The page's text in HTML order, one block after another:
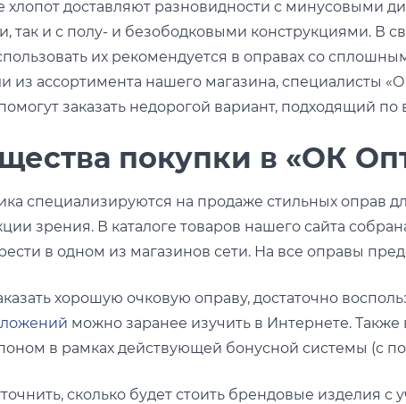
доставляют разновидности с минусовыми
так и с полу- и безободковыми конструкциями. В
их рекомендуется в оправах со
из ассортимента нашего магазина, специалисты
заказать недорогой вариант, подходящий
покупки в «ОК
специализируются на продаже стильных оправ
зрения. В каталоге товаров нашего сайта
в одном из магазинов сети. На все оправы
хорошую очковую оправу, достаточно
можно заранее изучить в Интернете.
в рамках действующей бонусной системы (с
сколько будет стоить брендовые изделия с